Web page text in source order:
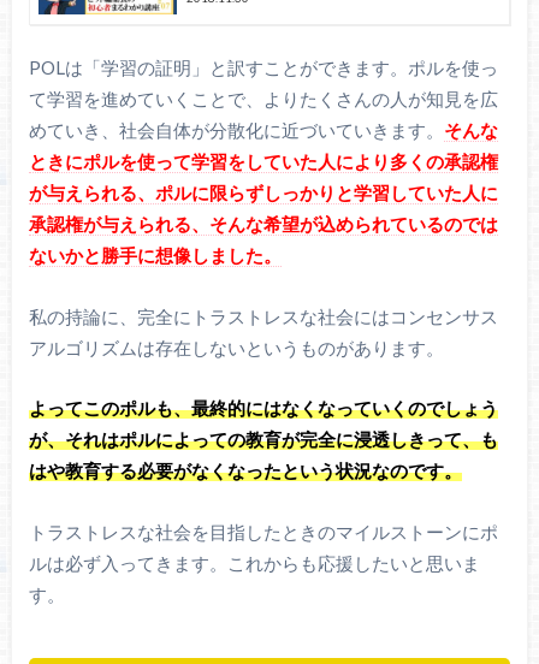
POLは「学習の証明」と訳すことができます。ポルを使っ
て学習を進めていくことで、よりたくさんの人が知見を広
めていき、社会自体が分散化に近づいていきます。 そんな
ときにポルを使って学習をしていた人により多くの承認権
が与えられる、ポルに限らずしっかりと学習していた人に
承認権が与えられる、そんな希望が込められているのでは
ないかと勝手に想像しました。
私の持論に、完全にトラストレスな社会にはコンセンサス
アルゴリズムは存在しないというものがあります。
よってこのポルも、最終的にはなくなっていくのでしょう
が、それはポルによっての教育が完全に浸透しきって、も
はや教育する必要がなくなったという状況なのです。
トラストレスな社会を目指したときのマイルストーンにポ
ルは必ず入ってきます。これからも応援したいと思いま
す。